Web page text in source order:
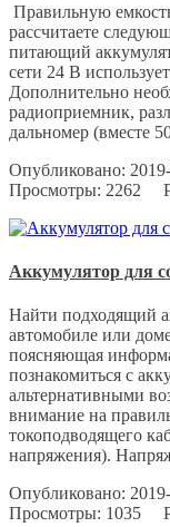
Правильную
рассчитаете
питающий
сети 24 В
Дополнительно
радиоприемник,
дальномер (вместе
Опубликовано:
Просмотры: 2262
Аккумулятор для
Найти подходящий
автомобиле или
поясняющая
познакомиться с
альтернативными
внимание на
токоподводящего
напряжения).
Опубликовано:
Просмотры: 1035